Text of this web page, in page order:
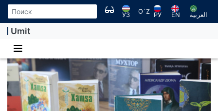
УЗ
O`Z
РУ EN العربية
Umit